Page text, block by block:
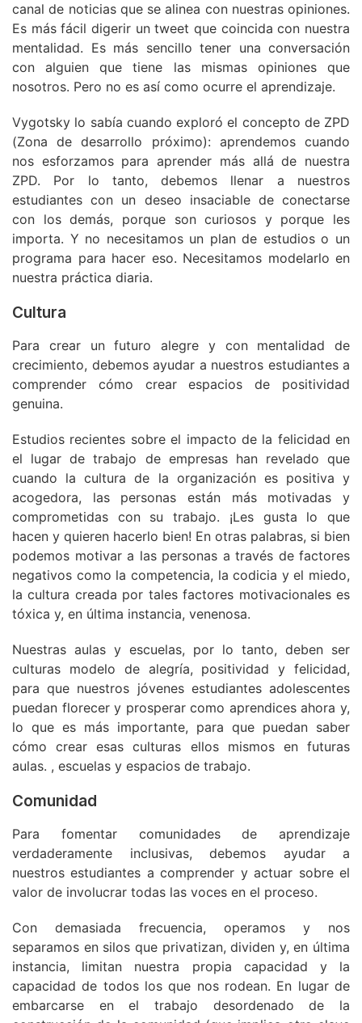
canal de noticias que se alinea con nuestras opiniones.
Es más fácil digerir un tweet que coincida con nuestra
mentalidad. Es más sencillo tener una conversación
con alguien que tiene las mismas opiniones que
nosotros. Pero no es así como ocurre el aprendizaje.
Vygotsky lo sabía cuando exploró el concepto de ZPD
(Zona de desarrollo próximo): aprendemos cuando
nos esforzamos para aprender más allá de nuestra
ZPD. Por lo tanto, debemos llenar a nuestros
estudiantes con un deseo insaciable de conectarse
con los demás, porque son curiosos y porque les
importa. Y no necesitamos un plan de estudios o un
programa para hacer eso. Necesitamos modelarlo en
nuestra práctica diaria.
Cultura
Para crear un futuro alegre y con mentalidad de
crecimiento, debemos ayudar a nuestros estudiantes a
comprender cómo crear espacios de positividad
genuina.
Estudios recientes sobre el impacto de la felicidad en
el lugar de trabajo de empresas han revelado que
cuando la cultura de la organización es positiva y
acogedora, las personas están más motivadas y
comprometidas con su trabajo. ¡Les gusta lo que
hacen y quieren hacerlo bien! En otras palabras, si bien
podemos motivar a las personas a través de factores
negativos como la competencia, la codicia y el miedo,
la cultura creada por tales factores motivacionales es
tóxica y, en última instancia, venenosa.
Nuestras aulas y escuelas, por lo tanto, deben ser
culturas modelo de alegría, positividad y felicidad,
para que nuestros jóvenes estudiantes adolescentes
puedan florecer y prosperar como aprendices ahora y,
lo que es más importante, para que puedan saber
cómo crear esas culturas ellos mismos en futuras
aulas. , escuelas y espacios de trabajo.
Comunidad
Para fomentar comunidades de aprendizaje
verdaderamente inclusivas, debemos ayudar a
nuestros estudiantes a comprender y actuar sobre el
valor de involucrar todas las voces en el proceso.
Con demasiada frecuencia, operamos y nos
separamos en silos que privatizan, dividen y, en última
instancia, limitan nuestra propia capacidad y la
capacidad de todos los que nos rodean. En lugar de
embarcarse en el trabajo desordenado de la